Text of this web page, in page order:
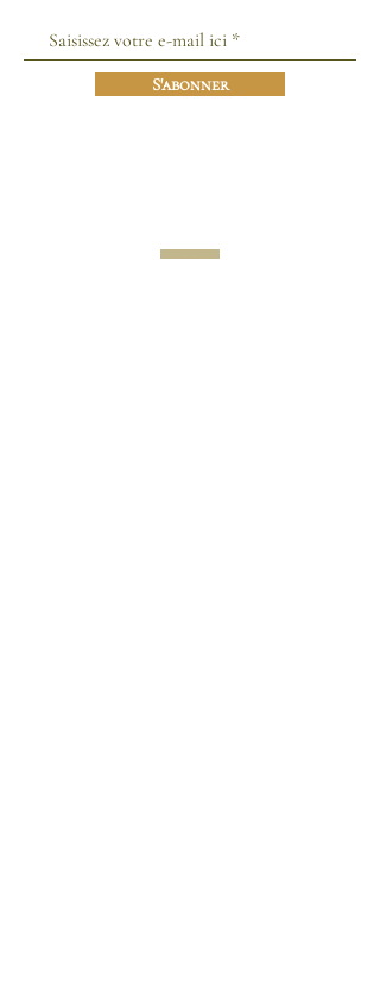
S'abonner